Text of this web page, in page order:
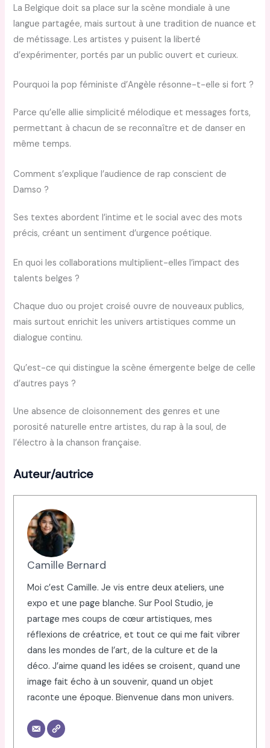
La Belgique doit sa place sur la scène mondiale à une
langue partagée, mais surtout à une tradition de nuance et
de métissage. Les artistes y puisent la liberté
d’expérimenter, portés par un public ouvert et curieux.
Pourquoi la pop féministe d’Angèle résonne-t-elle si fort ?
Parce qu’elle allie simplicité mélodique et messages forts,
permettant à chacun de se reconnaître et de danser en
même temps.
Comment s’explique l’audience de rap conscient de
Damso ?
Ses textes abordent l’intime et le social avec des mots
précis, créant un sentiment d’urgence poétique.
En quoi les collaborations multiplient-elles l’impact des
talents belges ?
Chaque duo ou projet croisé ouvre de nouveaux publics,
mais surtout enrichit les univers artistiques comme un
dialogue continu.
Qu’est-ce qui distingue la scène émergente belge de celle
d’autres pays ?
Une absence de cloisonnement des genres et une
porosité naturelle entre artistes, du rap à la soul, de
l’électro à la chanson française.
Auteur/autrice
Camille Bernard
Moi c’est Camille. Je vis entre deux ateliers, une
expo et une page blanche. Sur Pool Studio, je
partage mes coups de cœur artistiques, mes
réflexions de créatrice, et tout ce qui me fait vibrer
dans les mondes de l’art, de la culture et de la
déco. J’aime quand les idées se croisent, quand une
image fait écho à un souvenir, quand un objet
raconte une époque. Bienvenue dans mon univers.